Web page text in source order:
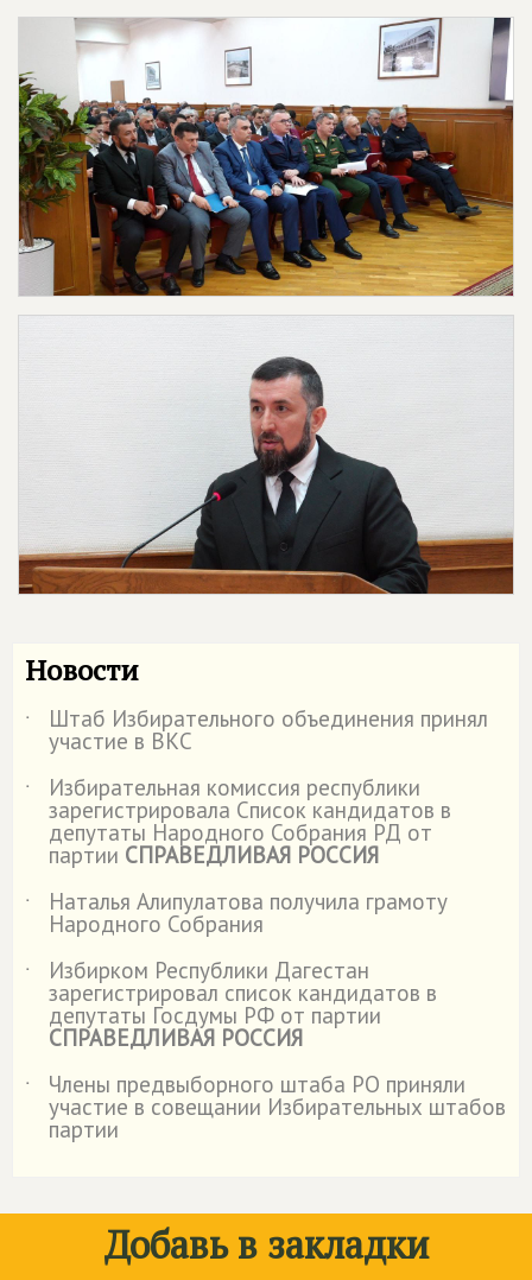
Новости
˙ Штаб Избирательного объединения принял
участие в ВКС
˙
Избирательная комиссия республики
зарегистрировала Список кандидатов в
депутаты Народного Собрания РД от
партии СПРАВЕДЛИВАЯ РОССИЯ
˙
Наталья Алипулатова получила грамоту
Народного Собрания
˙
Избирком Республики Дагестан
зарегистрировал список кандидатов в
депутаты Госдумы РФ от партии
СПРАВЕДЛИВАЯ РОССИЯ
˙
Члены предвыборного штаба РО приняли
участие в совещании Избирательных штабов
партии
Добавь в закладки